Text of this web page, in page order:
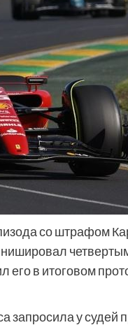
со штрафом
его в итоговом
запросила у судей